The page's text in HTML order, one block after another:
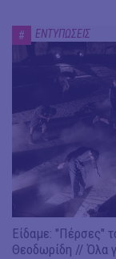
# ΕΝΤΥΠΩΣΕΙΣ
Είδαμε: "Πέρσες"
Θεοδωρίδη // Όλα